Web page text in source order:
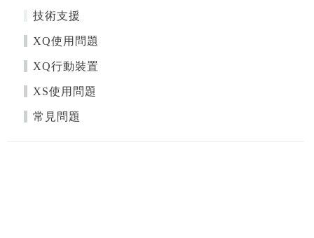
技術支援
XQ使用問題
XQ行動裝置
XS使用問題
常見問題